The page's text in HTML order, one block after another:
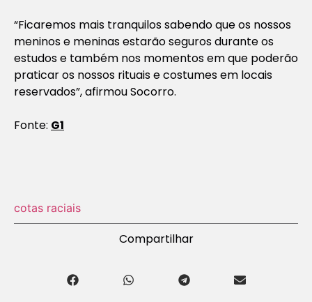
“Ficaremos mais tranquilos sabendo que os nossos
meninos e meninas estarão seguros durante os
estudos e também nos momentos em que poderão
praticar os nossos rituais e costumes em locais
reservados”, afirmou Socorro.
Fonte: G1
cotas raciais
Compartilhar